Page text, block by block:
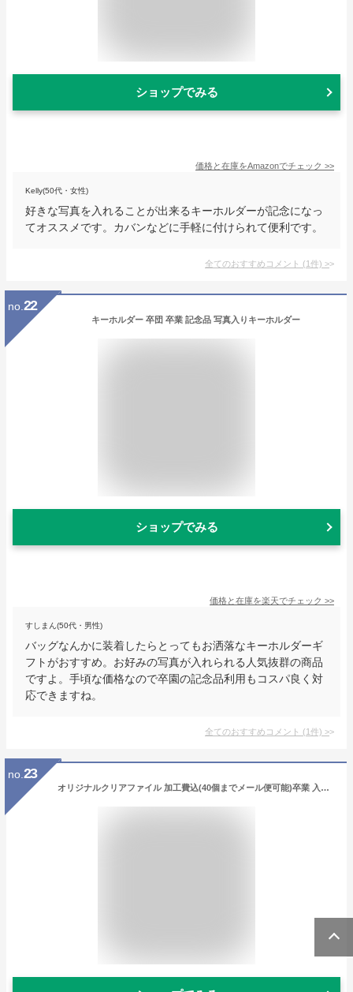
ショップでみる
価格と在庫をAmazonでチェック >>
Kelly(50代・女性)
好きな写真を入れることが出来るキーホルダーが記念になっ
てオススメです。カバンなどに手軽に付けられて便利です。
全てのおすすめコメント (1件) >
no. 22
キーホルダー 卒団 卒業 記念品 写真入りキーホルダー
ショップでみる
価格と在庫を楽天でチェック >>
すしまん(50代・男性)
バッグなんかに装着したらとってもお洒落なキーホルダーギ
フトがおすすめ。お好みの写真が入れられる人気抜群の商品
ですよ。手頃な価格なので卒園の記念品利用もコスパ良く対
応できますね。
全てのおすすめコメント (1件) >
no. 23
オリジナルクリアファイル 加工費込(40個までメール便可能)卒業 入学式 入園 記念品 プレゼント ギフト オリジナル 写真 A4 名入れ アーテック ペット 犬 猫 作成